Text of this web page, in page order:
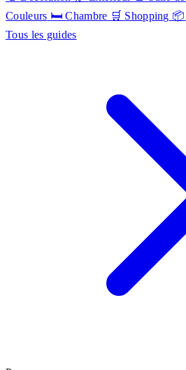
Couleurs 🛏️ Chambre 🛒 Shopping 📦
Tous les guides